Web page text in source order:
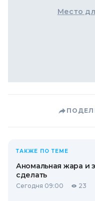
Место
ТАКЖЕ ПО ТЕМЕ
Аномальная жара и
сделать
Сегодня 09:00 23